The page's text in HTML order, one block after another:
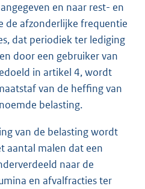
en naar rest- en
de afzonderlijke frequentie
dat periodiek ter lediging
door een gebruiker van
in artikel 4, wordt
van de heffing van
belasting.
van de belasting wordt
aantal malen dat een
naar de
en afvalfracties ter